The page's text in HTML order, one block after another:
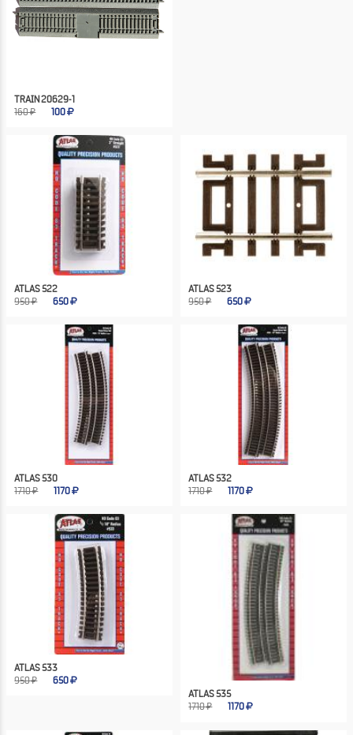
TRAIN 20629-1
160 ₽
100
ATLAS 522
950 ₽
650
ATLAS 523
950 ₽
650
ATLAS 530
1710 ₽
1170
ATLAS 532
1710 ₽
1170
ATLAS 533
950 ₽
650
ATLAS 535
1710 ₽
1170